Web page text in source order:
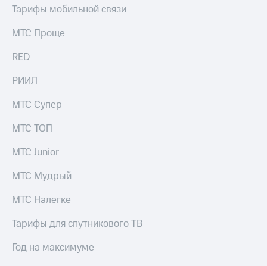
Тарифы мобильной связи
МТС Проще
RED
РИИЛ
МТС Супер
МТС ТОП
МТС Junior
МТС Мудрый
МТС Налегке
Тарифы для спутникового ТВ
Год на максимуме